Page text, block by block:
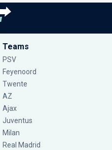
Teams
PSV
Feyenoord
Twente
AZ
Ajax
Juventus
Milan
Real Madrid